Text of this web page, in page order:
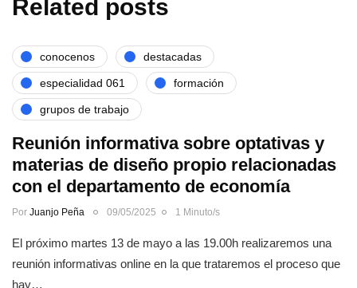
Related posts
conocenos destacadas
especialidad 061 formación
grupos de trabajo
Reunión informativa sobre optativas y
materias de diseño propio relacionadas
con el departamento de economía
Por Juanjo Peña 09/05/2025 1 Minuto/s
El próximo martes 13 de mayo a las 19.00h realizaremos una
reunión informativas online en la que trataremos el proceso que
hay…